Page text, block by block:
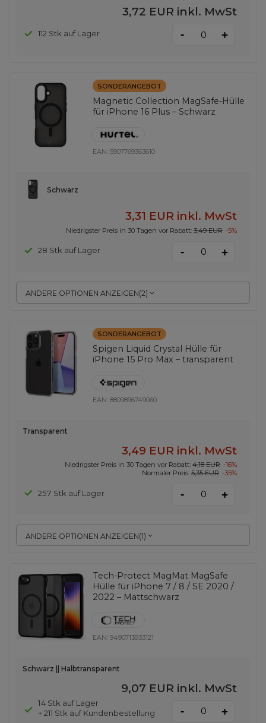
3,72 EUR inkl. MwSt
112 Stk auf Lager - +
SONDERANGEBOT
Magnetic Collection MagSafe-Hülle
für iPhone 16 Plus – Schwarz
EAN: 5907769363610
ANDERE OPTIONEN ANZEIGEN(2)
Schwarz
3,31 EUR inkl. MwSt
Niedrigster Preis in 30 Tagen vor Rabatt: 3,49 EUR -5%
28 Stk auf Lager - +
SONDERANGEBOT
Spigen Liquid Crystal Hülle für
iPhone 15 Pro Max – transparent
EAN:8809896749060
ANDERE OPTIONEN ANZEIGEN(1)
Transparent
3,49 EUR inkl. MwSt
Niedrigster Preis in 30 Tagen vor Rabatt: 4,18 EUR -16%
Normaler Preis: 5,35 EUR -35%
257 Stk auf Lager - +
Tech-Protect MagMat MagSafe
Hülle für iPhone 7 / 8 / SE 2020 /
2022 – Mattschwarz
EAN:9490713933121
Schwarz || Halbtransparent
9,07 EUR inkl. MwSt
14 Stk auf Lager
+ 211 Stk auf Kundenbestellung
- +